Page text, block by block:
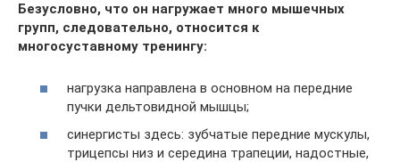
Безусловно, что он нагружает много мышечных
групп, следовательно, относится к
многосуставному тренингу:
нагрузка направлена в основном на передние
пучки дельтовидной мышцы;
синергисты здесь: зубчатые передние мускулы,
трицепсы низ и середина трапеции, надостные,